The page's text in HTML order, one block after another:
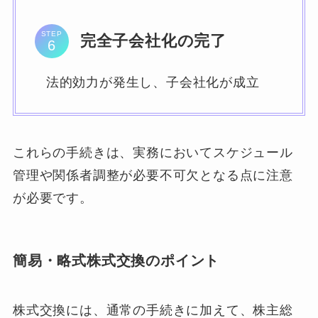
STEP 完全子会社化の完了
法的効力が発生し、子会社化が成立
これらの手続きは、実務においてスケジュール
管理や関係者調整が必要不可欠となる点に注意
が必要です。
簡易・略式株式交換のポイント
株式交換には、通常の手続きに加えて、株主総